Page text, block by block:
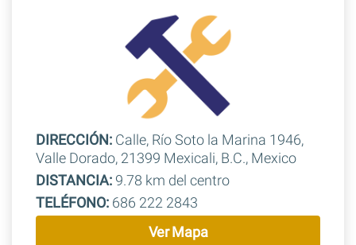
DIRECCIÓN:Calle, Río Soto la Marina 1946,
Valle Dorado, 21399 Mexicali, B.C., Mexico
DISTANCIA:9.78 km del centro
TELÉFONO:686 222 2843
Ver Mapa